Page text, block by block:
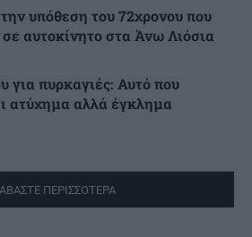
υπόθεση του 72χρονου που
σε αυτοκίνητο στα Άνω Λιόσια
για πυρκαγιές: Αυτό που
ατύχημα αλλά έγκλημα
ΠΕΡΙΣΣΟΤΕΡΑ